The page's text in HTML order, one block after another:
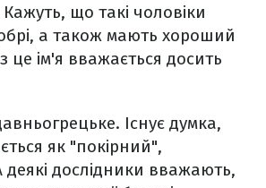
що такі чоловіки
а також мають хороший
це ім'я вважається досить
Існує думка,
як "покірний",
дослідники вважають,